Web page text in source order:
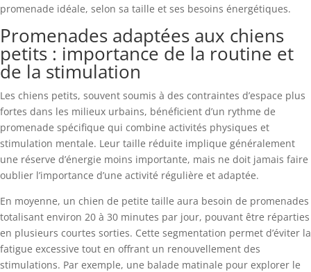
promenade idéale, selon sa taille et ses besoins énergétiques.
Promenades adaptées aux chiens
petits : importance de la routine et
de la stimulation
Les chiens petits, souvent soumis à des contraintes d’espace plus
fortes dans les milieux urbains, bénéficient d’un rythme de
promenade spécifique qui combine activités physiques et
stimulation mentale. Leur taille réduite implique généralement
une réserve d’énergie moins importante, mais ne doit jamais faire
oublier l’importance d’une activité régulière et adaptée.
En moyenne, un chien de petite taille aura besoin de promenades
totalisant environ 20 à 30 minutes par jour, pouvant être réparties
en plusieurs courtes sorties. Cette segmentation permet d’éviter la
fatigue excessive tout en offrant un renouvellement des
stimulations. Par exemple, une balade matinale pour explorer le